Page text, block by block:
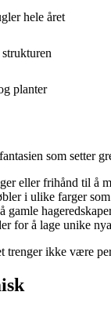
hele året
planter
som setter
eller frihånd til å
i ulike farger
gamle
for å lage unike
trenger ikke være